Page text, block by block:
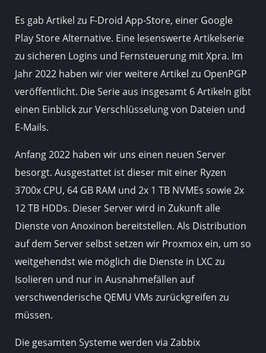
Es gab Artikel zu F-Droid App-Store, einer Google
Play Store Alternative. Eine lesenswerte Artikelserie
zu sicheren Logins und Fernsteuerung mit Xpra. Im
Jahr 2022 haben wir vier weitere Artikel zu OpenPGP
veröffentlicht. Die Serie aus insgesamt 6 Artikeln gibt
einen Einblick zur Verschlüsselung von Dateien und
E-Mails.
Anfang 2022 haben wir uns einen neuen Server
besorgt. Ausgestattet ist dieser mit einer Ryzen
3700x CPU, 64 GB RAM und 2x 1 TB NVMEs sowie 2x
12 TB HDDs. Dieser Server wird in Zukunft alle
Dienste von Anoxinon bereitstellen. Als Distribution
auf dem Server selbst setzen wir Proxmox ein, um so
weitgehendst wie möglich die Dienste in LXC zu
Isolieren und nur in Ausnahmefällen auf
verschwenderische QEMU VMs zurückgreifen zu
müssen.
Die gesamten Systeme werden via Zabbix